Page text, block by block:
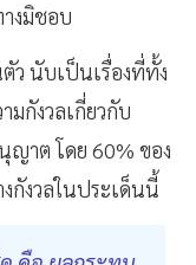
งมิชอบ
ว นับเป็นเรื่องที่ทั้ง
มกังวลเกี่ยวกับ
ญาต โดย 60% ของ
กังวลในประเด็นนี้